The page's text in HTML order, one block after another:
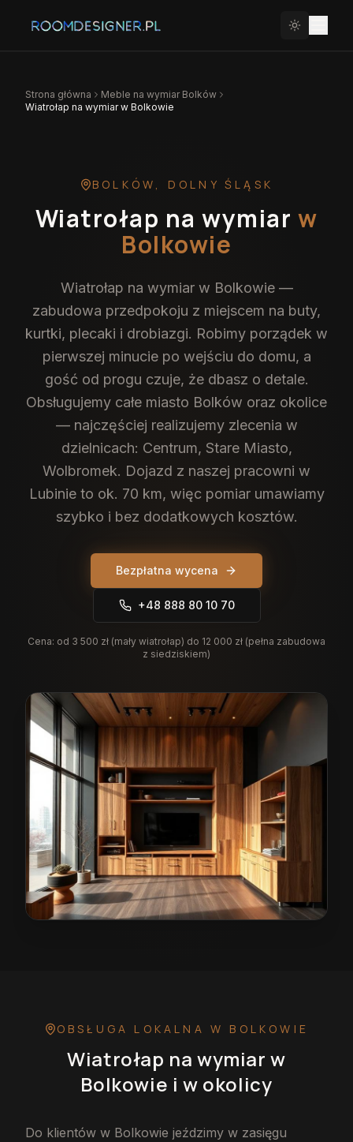
Strona główna Meble na wymiar Bolków
Wiatrołap na wymiar w Bolkowie
BOLKÓW , DOLNY ŚLĄSK
Wiatrołap na wymiar w
Bolkowie
Wiatrołap na wymiar w Bolkowie —
zabudowa przedpokoju z miejscem na buty,
kurtki, plecaki i drobiazgi. Robimy porządek w
pierwszej minucie po wejściu do domu, a
gość od progu czuje, że dbasz o detale.
Obsługujemy całe miasto Bolków oraz okolice
— najczęściej realizujemy zlecenia w
dzielnicach: Centrum, Stare Miasto,
Wolbromek. Dojazd z naszej pracowni w
Lubinie to ok. 70 km, więc pomiar umawiamy
szybko i bez dodatkowych kosztów.
Bezpłatna wycena
+48 888 80 10 70
Cena: od 3 500 zł (mały wiatrołap) do 12 000 zł (pełna zabudowa
z siedziskiem)
OBSŁUGA LOKALNAW BOLKOWIE
Wiatrołap na wymiar w
Bolkowie i w okolicy
Do klientów w Bolkowie jeździmy w zasięgu